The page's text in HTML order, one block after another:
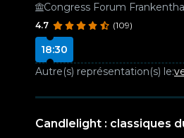
Congress Forum
4.7 (109)
18:30
Autre(s) représentation(s) le:
Candlelight : classiques